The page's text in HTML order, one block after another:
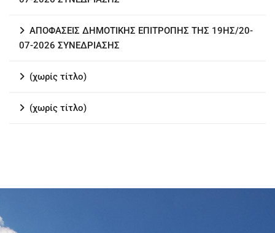
ΑΠΟΦΑΣΕΙΣ ΔΗΜΟΤΙΚΗΣ ΕΠΙΤΡΟΠΗΣ ΤΗΣ 19ΗΣ/20-
07-2026 ΣΥΝΕΔΡΙΑΣΗΣ
(χωρίς τίτλο)
(χωρίς τίτλο)